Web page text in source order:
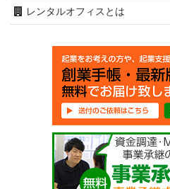
レンタルオフィスとは